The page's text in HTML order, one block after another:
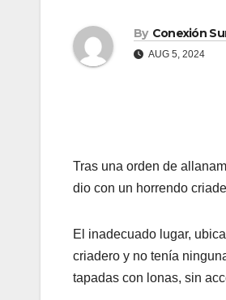
By Conexión
AUG 5, 2024
Tras una orden de
dio con un horrendo
El inadecuado lugar,
criadero y no tenía
tapadas con lonas, sin